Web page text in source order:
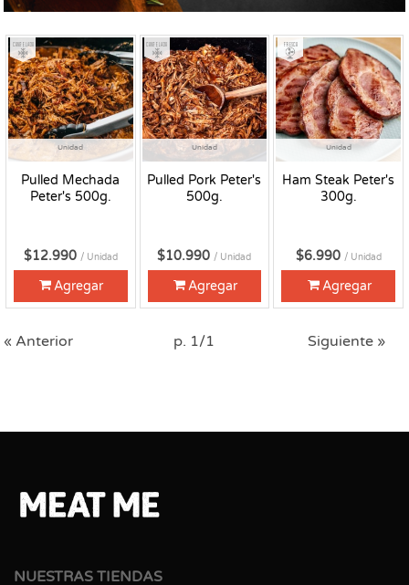
Unidad
Pulled Mechada
Peter's 500g.
Congelado
$12.990 / Unidad
Agregar
Unidad
Pulled Pork Peter's
500g.
Congelado
$10.990 / Unidad
Agregar
Unidad
Ham Steak Peter's
300g.
Fresco
$6.990 / Unidad
Agregar
« Anterior p. 1/1 Siguiente »
NUESTRAS TIENDAS